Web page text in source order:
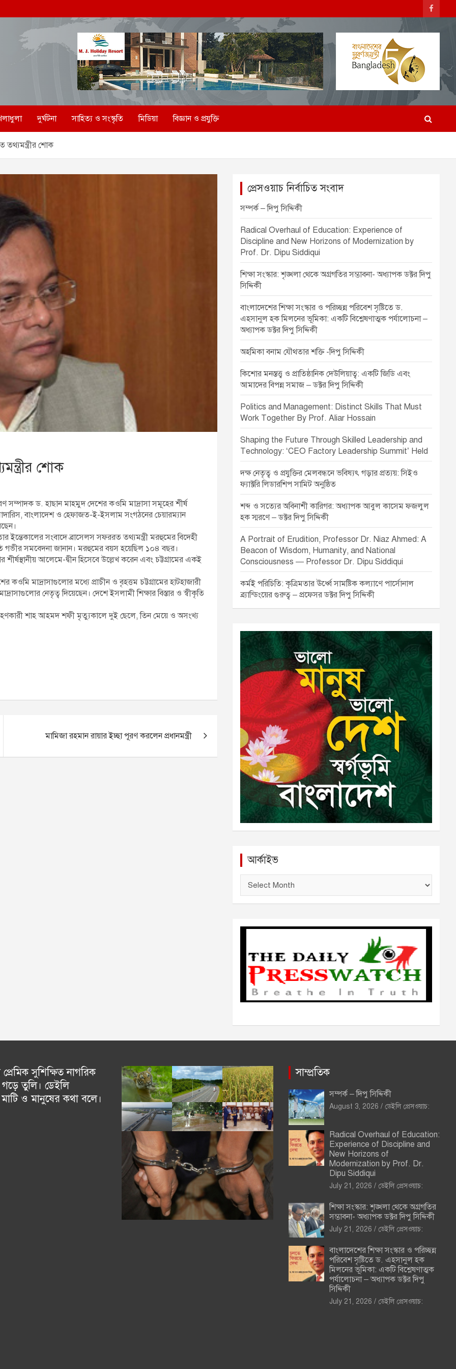
দুর্ঘটনা সাহিত্য ও সংস্কৃতি মিডিয়া বিজ্ঞান ও প্রযুক্তি
শোক
শোক
সম্পাদক ড. হাছান মাহমুদ দেশের কওমি মাদ্রাসা সমূহের শীর্ষ
বাংলাদেশ ও হেফাজত-ই-ইসলাম সংগঠনের চেয়ারম্যান
ইন্তেকালের সংবাদে ব্রাসেলস সফররত তথ্যমন্ত্রী মরহুমের বিদেহী
গভীর সমবেদনা জানান। মরহুমের বয়স হয়েছিল ১০৪ বছর।
আলেমে-দ্বীন হিসেবে উল্লেখ করেন এবং চট্টগ্রামের একই
মাদ্রাসাগুলোর মধ্যে প্রাচীন ও বৃহত্তম চট্টগ্রামের হাটহাজারী
নেতৃত্ব দিয়েছেন। দেশে ইসলামী শিক্ষার বিস্তার ও স্বীকৃতি
শাহ আহমদ শফী মৃত্যুকালে দুই ছেলে, তিন মেয়ে ও অসংখ্য
মামিজা রহমান রায়ার ইচ্ছা পূরণ করলেন প্রধানমন্ত্রী
প্রেসওয়াচ নির্বাচিত সংবাদ
সম্পর্ক – দিপু সিদ্দিকী
Radical Overhaul of Education: Experience of
Discipline and New Horizons of Modernization by
Prof. Dr. Dipu Siddiqui
শিক্ষা সংস্কার: শৃঙ্খলা থেকে অগ্রগতির সম্ভাবনা- অধ্যাপক ডক্টর দিপু
সিদ্দিকী
বাংলাদেশের শিক্ষা সংস্কার ও পরিচ্ছন্ন পরিবেশ সৃষ্টিতে ড.
এহসানুল হক মিলনের ভূমিকা: একটি বিশ্লেষণাত্মক পর্যালোচনা –
অধ্যাপক ডক্টর দিপু সিদ্দিকী
অহমিকা বনাম যৌথতার শক্তি -দিপু সিদ্দিকী
কিশোর মনস্তত্ত্ব ও প্রাতিষ্ঠানিক দেউলিয়াত্ব: একটি জিডি এবং
আমাদের বিপন্ন সমাজ – ডক্টর দিপু সিদ্দিকী
Politics and Management: Distinct Skills That Must
Work Together By Prof. Aliar Hossain
Shaping the Future Through Skilled Leadership and
Technology: ‘CEO Factory Leadership Summit’ Held
দক্ষ নেতৃত্ব ও প্রযুক্তির মেলবন্ধনে ভবিষ্যৎ গড়ার প্রত্যয়: সিইও
ফ্যাক্টরি লিডারশিপ সামিট অনুষ্ঠিত
শব্দ ও সত্যের অবিনাশী কারিগর: অধ্যাপক আবুল কাসেম ফজলুল
হক স্মরণে – ডক্টর দিপু সিদ্দিকী
A Portrait of Erudition, Professor Dr. Niaz Ahmed: A
Beacon of Wisdom, Humanity, and National
Consciousness — Professor Dr. Dipu Siddiqui
কর্মই পরিচিতি: কৃত্রিমতার ঊর্ধ্বে সামষ্টিক কল্যাণে পার্সোনাল
ব্র্যান্ডিংয়ের গুরুত্ব – প্রফেসর ডক্টর দিপু সিদ্দিকী
আর্কাইভ
ই
সুশিক্ষিত নাগরিক
তুলি। ডেইলি
মাটি ও মানুষের কথা বলে।
সাম্প্রতিক
সম্পর্ক – দিপু সিদ্দিকী
August 3, 2026 ডেইলি প্রেসওয়াচ:
Radical Overhaul of Education:
Experience of Discipline and
New Horizons of
Modernization by Prof. Dr.
Dipu Siddiqui
July 21, 2026 ডেইলি প্রেসওয়াচ:
শিক্ষা সংস্কার: শৃঙ্খলা থেকে অগ্রগতির
সম্ভাবনা- অধ্যাপক ডক্টর দিপু সিদ্দিকী
July 21, 2026 ডেইলি প্রেসওয়াচ:
বাংলাদেশের শিক্ষা সংস্কার ও পরিচ্ছন্ন
পরিবেশ সৃষ্টিতে ড. এহসানুল হক
মিলনের ভূমিকা: একটি বিশ্লেষণাত্মক
পর্যালোচনা – অধ্যাপক ডক্টর দিপু
সিদ্দিকী
July 21, 2026 ডেইলি প্রেসওয়াচ: